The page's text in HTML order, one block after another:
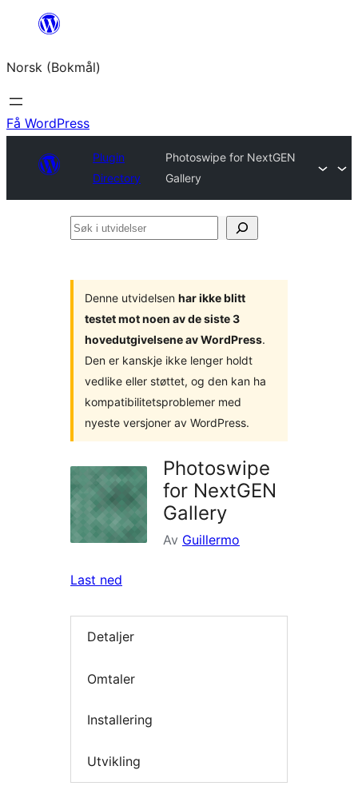
Hopp
innhold
Norsk (Bokmål)
Få WordPress
Plugin
Directory
Photoswipe for NextGEN
Gallery
Søk
Denne utvidelsen har ikke blitt
testet mot noen av de siste 3
hovedutgivelsene av WordPress.
Den er kanskje ikke lenger holdt
vedlike eller støttet, og den kan ha
kompatibilitetsproblemer med
nyeste versjoner av WordPress.
Photoswipe
for NextGEN
Gallery
Av Guillermo
Last ned
Detaljer
Omtaler
Installering
Utvikling